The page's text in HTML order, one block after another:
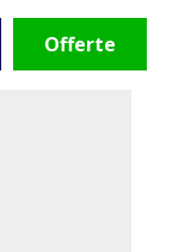
Offerte